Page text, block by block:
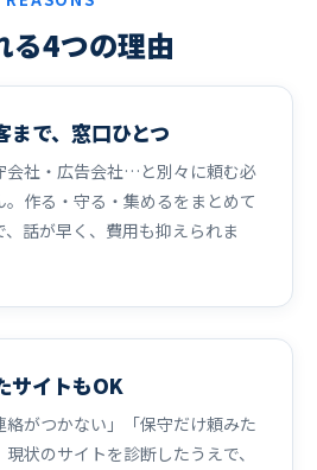
る4つの理由
まで、窓口ひとつ
会社・広告会社…と別々に頼む必
。作る・守る・集めるをまとめて
話が早く、費用も抑えられま
サイトもOK
絡がつかない」「保守だけ頼みた
状のサイトを診断したうえで、